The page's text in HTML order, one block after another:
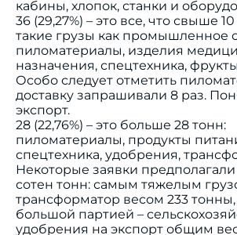
кабины, хлопок, станки и
36 (29,27%) – это все, что свыше
такие грузы как промышленное
пиломатериалы, изделия
назначения, спецтехника,
Особо следует отметить
доставку запрашивали 8 раз.
экспорт.
28 (22,76%) – это больше 28 тонн:
пиломатериалы, продукты
спецтехника, удобрения,
Некоторые заявки предполагали
сотен тонн: самым тяжелым
трансформатор весом 233
большой партией –
удобрения на экспорт общим